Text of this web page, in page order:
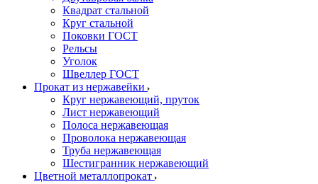
Квадрат стальной
Круг стальной
Поковки ГОСТ
Рельсы
Уголок
Швеллер ГОСТ
Прокат из нержавейки
Круг нержавеющий, пруток
Лист нержавеющий
Полоса нержавеющая
Проволока нержавеющая
Труба нержавеющая
Шестигранник нержавеющий
Цветной металлопрокат